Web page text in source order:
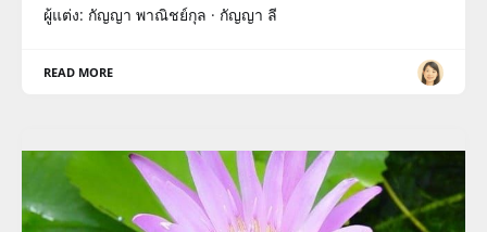
ผู้แต่ง: กัญญา พาณิชย์กุล · กัญญา ลี
READ MORE